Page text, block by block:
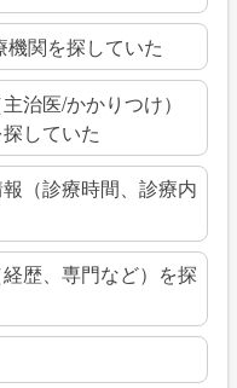
関を探していた
治医/かかりつけ）
していた
（診療時間、診療内
歴、専門など）を探